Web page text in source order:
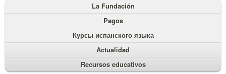
La Fundación
Pagos
Курсы испанского языка
Actualidad
Recursos educativos